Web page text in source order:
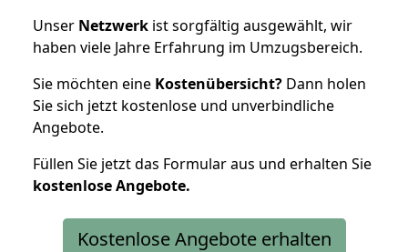
Unser Netzwerk ist sorgfältig ausgewählt, wir
haben viele Jahre Erfahrung im Umzugsbereich.
Sie möchten eine Kostenübersicht? Dann holen
Sie sich jetzt kostenlose und unverbindliche
Angebote.
Füllen Sie jetzt das Formular aus und erhalten Sie
kostenloseAngebote.
Kostenlose Angebote erhalten